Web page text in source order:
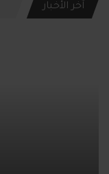
آخر الأخبار